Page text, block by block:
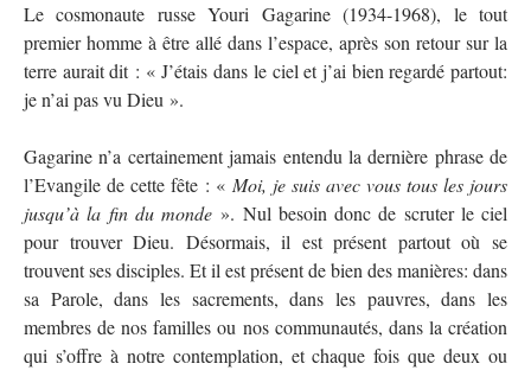
Le cosmonaute russe Youri Gagarine (1934-1968), le tout
premier homme à être allé dans l’espace, après son retour sur la
terre aurait dit : «J’étais dans le ciel et j’ai bien regardé partout:
je n’ai pas vu Dieu ».
Gagarine n’a certainement jamais entendu la dernière phrase de
l’Evangile de cette fête : « Moi, je suis avec vous tous les jours
jusqu’à la fin du monde ». Nul besoin donc de scruter le ciel
pour trouver Dieu. Désormais, il est présent partout où se
trouvent ses disciples. Et il est présent de bien des manières: dans
sa Parole, dans les sacrements, dans les pauvres, dans les
membres de nos familles ou nos communautés, dans la création
qui s’offre à notre contemplation, et chaque fois que deux ou